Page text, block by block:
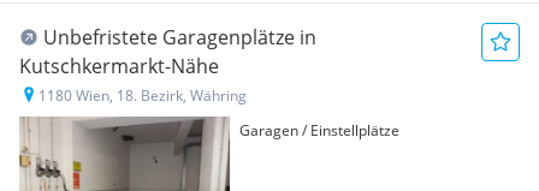
Unbefristete Garagenplätze in
Kutschkermarkt-Nähe
1180 Wien, 18. Bezirk, Währing
Garagen / Einstellplätze